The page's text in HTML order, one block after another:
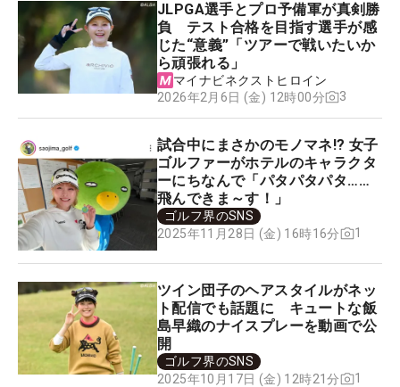
JLPGA選手とプロ予備軍が真剣勝
負 テスト合格を目指す選手が感
じた“意義”「ツアーで戦いたいか
ら頑張れる」
マイナビネクストヒロイン
2026年2月6日 (金) 12時00分
3
試合中にまさかのモノマネ!? 女子
ゴルファーがホテルのキャラクタ
ーにちなんで「パタパタパタ……
飛んできま～す！」
ゴルフ界のSNS
2025年11月28日 (金) 16時16分
1
ツイン団子のヘアスタイルがネッ
ト配信でも話題に キュートな飯
島早織のナイスプレーを動画で公
開
ゴルフ界のSNS
2025年10月17日 (金) 12時21分
1